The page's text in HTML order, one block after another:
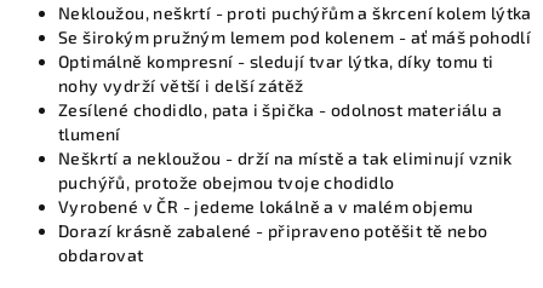
Nekloužou, neškrtí - proti puchýřům a škrcení kolem lýtka
Se širokým pružným lemem pod kolenem - ať máš pohodlí
Optimálně kompresní - sledují tvar lýtka, díky tomu ti
nohy vydrží větší i delší zátěž
Zesílené chodidlo, pata i špička - odolnost materiálu a
tlumení
Neškrtí a nekloužou - drží na místě a tak eliminují vznik
puchýřů, protože obejmou tvoje chodidlo
Vyrobené v ČR - jedeme lokálně a v malém objemu
Dorazí krásně zabalené - připraveno potěšit tě nebo
obdarovat